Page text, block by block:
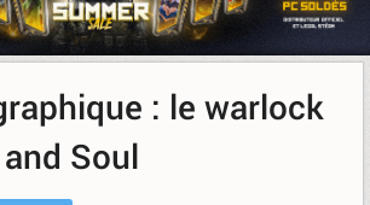
: le warlock
Soul